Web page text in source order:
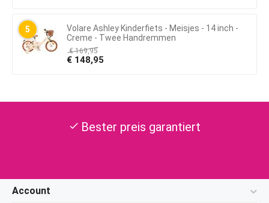
5
Volare Ashley Kinderfiets - Meisjes - 14 inch -
Creme - Twee Handremmen
€169,95
€ 148,95
check Bester preis garantiert
Account